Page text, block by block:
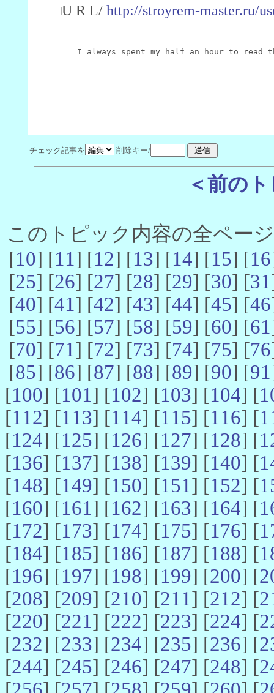
□U R L/ http://stroyrem-master.ru/
I always spent my half an hour to
チェック記事を 削除キー/
＜前の
このトピック内容の全ペー
[10] [11] [12] [13] [14] [15] [16
[25] [26] [27] [28] [29] [30] [31
[40] [41] [42] [43] [44] [45] [46
[55] [56] [57] [58] [59] [60] [61
[70] [71] [72] [73] [74] [75] [76
[85] [86] [87] [88] [89] [90] [91
[100] [101] [102] [103] [104] [
[112] [113] [114] [115] [116] [
[124] [125] [126] [127] [128] [
[136] [137] [138] [139] [140] [
[148] [149] [150] [151] [152] [
[160] [161] [162] [163] [164] [
[172] [173] [174] [175] [176] [
[184] [185] [186] [187] [188] [
[196] [197] [198] [199] [200] [
[208] [209] [210] [211] [212] [
[220] [221] [222] [223] [224] [
[232] [233] [234] [235] [236] [
[244] [245] [246] [247] [248] [